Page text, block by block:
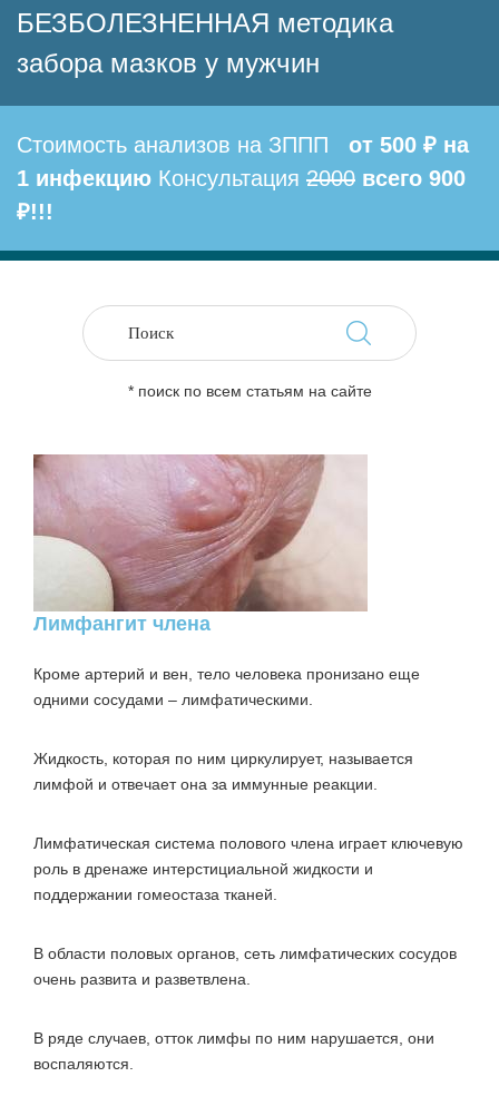
БЕЗБОЛЕЗНЕННАЯ методика
забора мазков у мужчин
Стоимость анализов на ЗППП
от 500 ₽ на
1 инфекцию Консультация 2000 всего 900
₽!!!
* поиск по всем статьям на сайте
Лимфангит члена
Кроме артерий и вен, тело человека пронизано еще
одними сосудами – лимфатическими.
Жидкость, которая по ним циркулирует, называется
лимфой и отвечает она за иммунные реакции.
Лимфатическая система полового члена играет ключевую
роль в дренаже интерстициальной жидкости и
поддержании гомеостаза тканей.
В области половых органов, сеть лимфатических сосудов
очень развита и разветвлена.
В ряде случаев, отток лимфы по ним нарушается, они
воспаляются.